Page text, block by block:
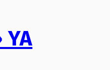
YA